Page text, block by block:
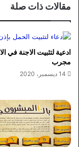
مقالات ذات صلة
ادعية لتثبيت الاجنة في
مجرب
14 ديسمبر، 2020